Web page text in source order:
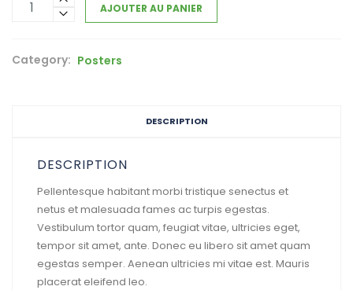
AJOUTER AU PANIER
Category: Posters
DESCRIPTION
DESCRIPTION
Pellentesque habitant morbi tristique senectus et
netus et malesuada fames ac turpis egestas.
Vestibulum tortor quam, feugiat vitae, ultricies eget,
tempor sit amet, ante. Donec eu libero sit amet quam
egestas semper. Aenean ultricies mi vitae est. Mauris
placerat eleifend leo.